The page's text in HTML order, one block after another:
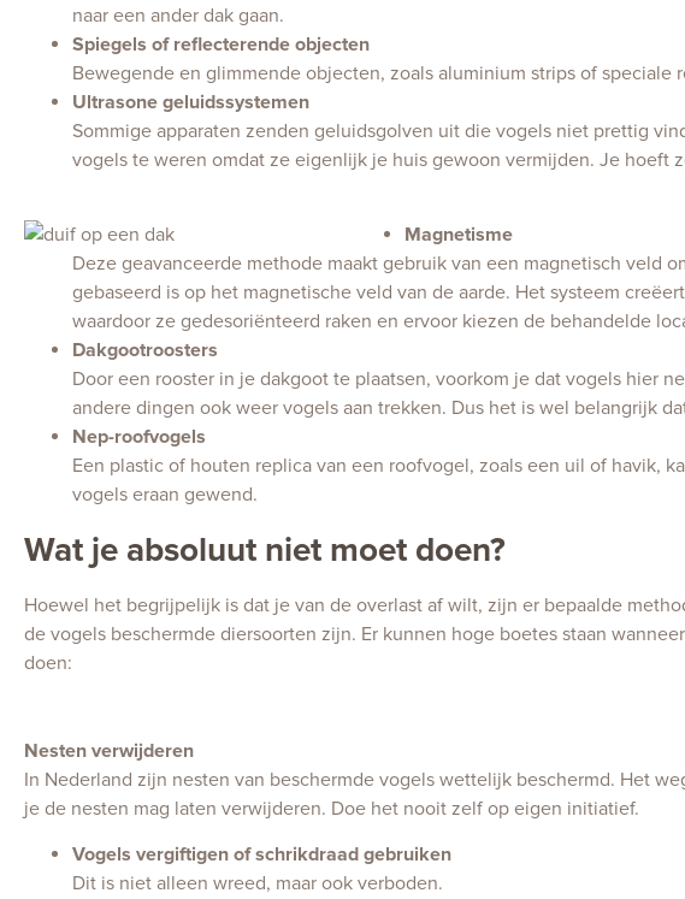
naar een ander dak gaan.
Spiegels of reflecterende objecten
Bewegende en glimmende objecten, zoals aluminium strips of speciale
Ultrasone geluidssystemen
Sommige apparaten zenden geluidsgolven uit die vogels niet prettig
vogels te weren omdat ze eigenlijk je huis gewoon vermijden. Je hoeft
Magnetisme
Deze geavanceerde methode maakt gebruik van een magnetisch veld
gebaseerd is op het magnetische veld van de aarde. Het systeem
waardoor ze gedesoriënteerd raken en ervoor kiezen de behandelde
Dakgootroosters
Door een rooster in je dakgoot te plaatsen, voorkom je dat vogels hier
andere dingen ook weer vogels aan trekken. Dus het is wel belangrijk
Nep-roofvogels
Een plastic of houten replica van een roofvogel, zoals een uil of havik,
vogels eraan gewend.
Wat je absoluut niet moet doen?
Hoewel het begrijpelijk is dat je van de overlast af wilt, zijn er bepaalde
de vogels beschermde diersoorten zijn. Er kunnen hoge boetes staan
doen:
Nesten verwijderen
In Nederland zijn nesten van beschermde vogels wettelijk beschermd. Het
je de nesten mag laten verwijderen. Doe het nooit zelf op eigen initiatief.
Vogels vergiftigen of schrikdraad gebruiken
Dit is niet alleen wreed, maar ook verboden.